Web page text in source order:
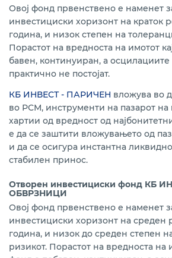
Овој фонд првенствено е наменет
инвестициски хоризонт на краток
година, и низок степен на
Порастот на вредноста на имотот
бавен, континуиран, а осцилациите
практично не постојат.
КБ ИНВЕСТ - ПАРИЧЕН вложува во
во РСМ, инструменти на пазарот
хартии од вредност од
е да се заштити вложувањето од
и да се осигура инстантна
стабилен принос.
Отворен инвестициски фонд КБ
ОБВРЗНИЦИ
Овој фонд првенствено е наменет
инвестициски хоризонт на среден
година, и низок до среден степен
ризикот. Порастот на вредноста на